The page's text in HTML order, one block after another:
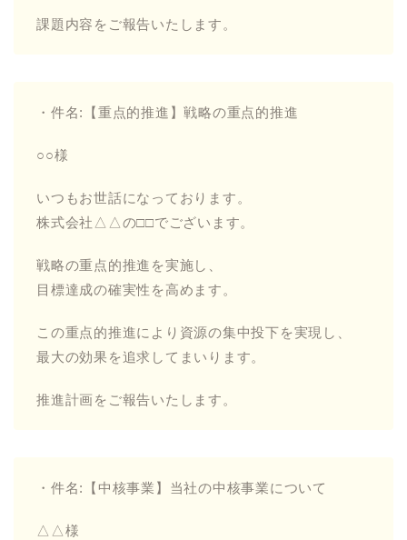
課題内容をご報告いたします。
・件名:【重点的推進】戦略の重点的推進
○○様
いつもお世話になっております。
株式会社△△の□□でございます。
戦略の重点的推進を実施し、
目標達成の確実性を高めます。
この重点的推進により資源の集中投下を実現し、
最大の効果を追求してまいります。
推進計画をご報告いたします。
・件名:【中核事業】当社の中核事業について
△△様